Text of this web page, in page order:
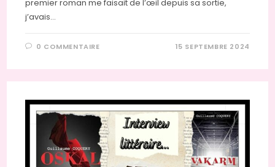
premier roman me faisait de l’œil depuis sa sortie,
j’avais…
0 COMMENTAIRE 15 SEPTEMBRE 2024